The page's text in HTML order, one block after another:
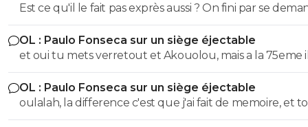
Est ce qu'il le fait pas exprès aussi ? On fini par se
Même si on peux se douter que le mercato n'est pas
fait terminé, si on continu comme ca on va droit à la
catastrophe.
OL : Paulo Fonseca sur un siège éjectable
et oui tu mets verretout et Akouolou, mais a la 75eme
sont plus sur le terrain et tu es en position de qualifié
OL : Paulo Fonseca sur un siège éjectable
oulalah, la difference c'est que j'ai fait de memoire, et
été vérifier. 55eme donc 35 au lieu de 25, et 19eme